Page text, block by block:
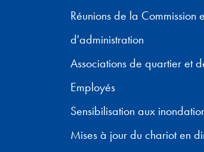
Réunions de la Commission
d'administration
Associations de quartier et
Employés
Sensibilisation aux
Mises à jour du chariot en